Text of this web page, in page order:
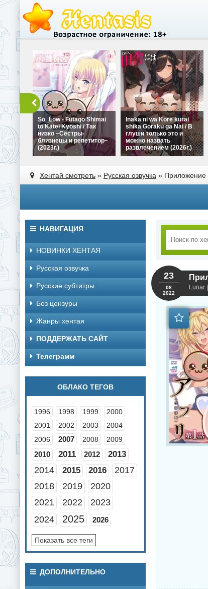
So_Low - Futago Shimai
to Katei Kyoshi / Так
низко ~Сёстры-
близнецы и репетитор~
(2023г.)
Inaka ni wa Kore kurai
shika Goraku ga Nai / В
глуши только это и
можно назвать
развлечением (2026г.)
Хентай смотреть » Русская озвучка » Приложение
Lunar
23
08
2022
НАВИГАЦИЯ
НОВИНКИ ХЕНТАЯ
Русская озвучка
Русские субтитры
Без цензуры
Жанры хентая
ПОДДЕРЖАТЬ САЙТ
Телеграмм
ОБЛАКО ТЕГОВ
1996 1998 1999
2000
2001
2002 2003
2004
2006
2007 2008 2009
2010 2011 2012 2013
2014 2015 2016
2017
2018
2019
2020
2021
2022
2023
2024
2025 2026
Показать все теги
ДОПОЛНИТЕЛЬНО